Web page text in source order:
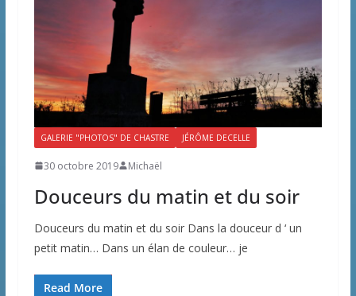
GALERIE "PHOTOS" DE CHASTRE JÉRÔME DECELLE
30 octobre 2019 Michaël
Douceurs du matin et du soir
Douceurs du matin et du soir Dans la douceur d ‘ un
petit matin… Dans un élan de couleur… je
Read More